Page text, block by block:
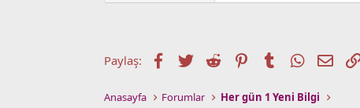
Paylaş: Facebook
TwitterReddit PinterestTumblrWhatsApp
E-
Anasayfa Forumlar Her gün 1 Yeni Bilgi